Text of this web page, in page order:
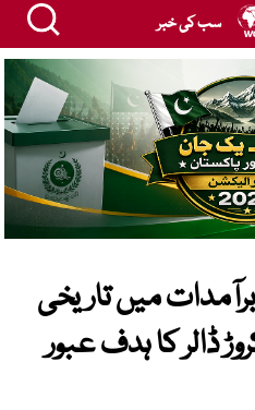
سب کی خبر
میں تاریخی